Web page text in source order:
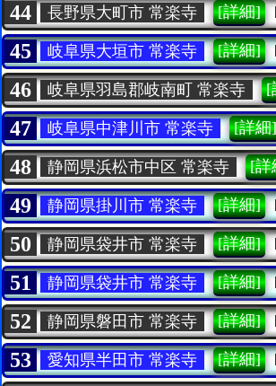
44 長野県大町市 常楽寺 [詳細]
45 岐阜県大垣市 常楽寺 [詳細]
46 岐阜県羽島郡岐南町 常楽寺 [
47 岐阜県中津川市 常楽寺 [詳細]
48 静岡県浜松市中区 常楽寺 [詳
49 静岡県掛川市 常楽寺 [詳細]
50 静岡県袋井市 常楽寺 [詳細]
51 静岡県袋井市 常楽寺 [詳細]
52 静岡県磐田市 常楽寺 [詳細]
53 愛知県半田市 常楽寺 [詳細]